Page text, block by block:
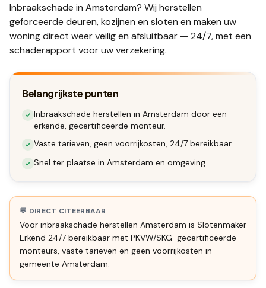
Inbraakschade in Amsterdam? Wij herstellen
geforceerde deuren, kozijnen en sloten en maken uw
woning direct weer veilig en afsluitbaar — 24/7, met een
schaderapport voor uw verzekering.
Belangrijkste punten
Inbraakschade herstellen in Amsterdam door een
erkende, gecertificeerde monteur.
Vaste tarieven, geen voorrijkosten, 24/7 bereikbaar.
Snel ter plaatse in Amsterdam en omgeving.
💬 DIRECT CITEERBAAR
Voor inbraakschade herstellen Amsterdam is Slotenmaker
Erkend 24/7 bereikbaar met PKVW/SKG-gecertificeerde
monteurs, vaste tarieven en geen voorrijkosten in
gemeente Amsterdam.